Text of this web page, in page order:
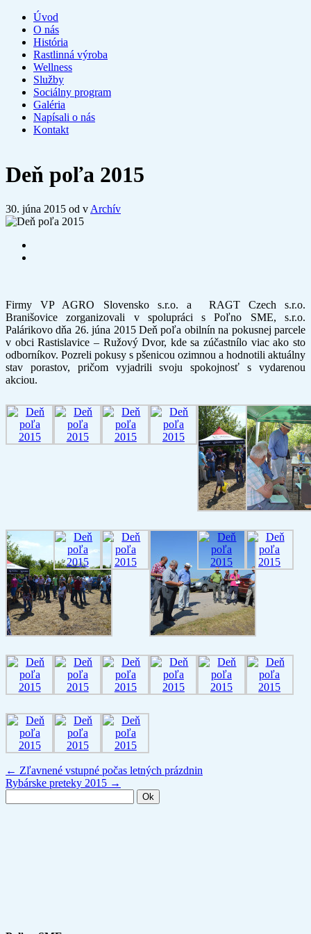
Úvod
O nás
História
Rastlinná výroba
Wellness
Služby
Sociálny program
Galéria
Napísali o nás
Kontakt
Deň poľa 2015
30. júna 2015 od v Archív
Firmy VP AGRO Slovensko s.r.o. a RAGT Czech s.r.o.
Branišovice zorganizovali v spolupráci s Poľno SME, s.r.o.
Palárikovo dňa 26. júna 2015 Deň poľa obilnín na pokusnej parcele
v obci Rastislavice – Ružový Dvor, kde sa zúčastnílo viac ako sto
odborníkov. Pozreli pokusy s pšenicou ozimnou a hodnotili aktuálny
stav porastov, pričom vyjadrili svoju spokojnosť s vydarenou
akciou.
← Zľavnené vstupné počas letných prázdnin
Rybárske preteky 2015 →